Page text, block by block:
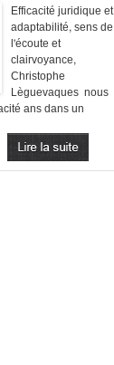
Efficacité juridique et
adaptabilité, sens de
l'écoute et
clairvoyance,
Christophe
Lèguevaques nous
ans dans un